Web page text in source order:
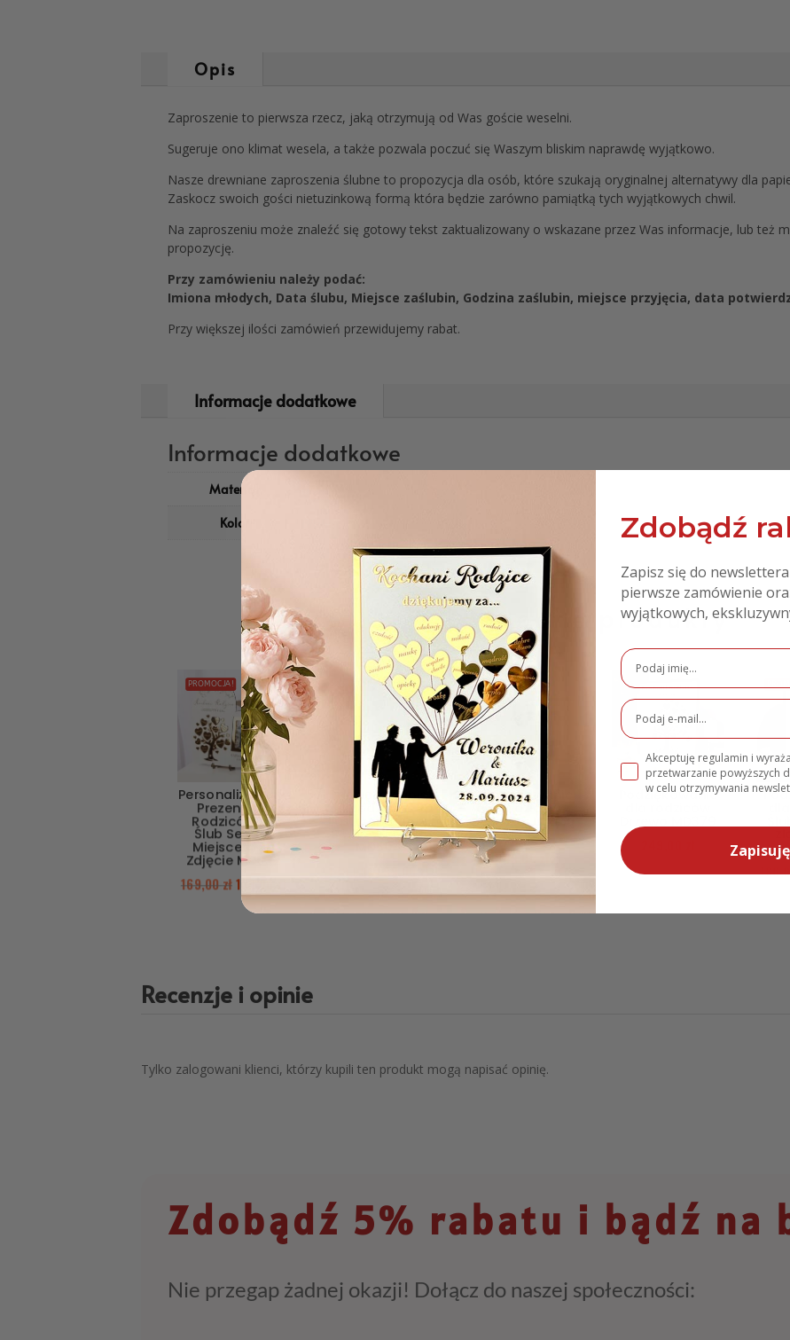
Opis
Zaproszenie to pierwsza rzecz, jaką otrzymują od Was goście weselni.
Sugeruje ono klimat wesela, a także pozwala poczuć się Waszym bliskim naprawdę wyjątkowo.
Nasze drewniane zaproszenia ślubne to propozycja dla osób, które szukają oryginalnej alternatywy dla
Zaskocz swoich gości nietuzinkową formą która będzie zarówno pamiątką tych wyjątkowych chwil.
Na zaproszeniu może znaleźć się gotowy tekst zaktualizowany o wskazane przez Was informacje, lub też
propozycję.
Przy zamówieniu należy podać:
Imiona młodych, Data ślubu, Miejsce zaślubin, Godzina zaślubin, miejsce przyjęcia, data
Przy większej ilości zamówień przewidujemy rabat.
Informacje dodatkowe
Informacje dodatkowe
Materiał
Kolor
Podobne produkty
PROMOCJA!
Personalizowany
Prezent dla
Rodziców na
Ślub Serce z
Miejscem na
Zdjęcie MD332
169,00zł139,00
PROMOCJA!
Podziękowanie
dla Rodziców 3D
Lustrzane Złote
Serce w Ramie
MD504
99,00zł
Podziękowanie
dla rodziców z
pleksi lustrzaną
MD431
149,00
Podziękowanie
Recenzje i opinie
Tylko zalogowani klienci, którzy kupili ten produkt mogą napisać opinię.
Zdobądź 5% rabatu i bądź na
Nie przegap żadnej okazji! Dołącz do naszej społeczności:
Zdobądź
Zapisz się do
pierwsze zamówienie
wyjątkowych,
Akceptuję regulamin i
przetwarzanie powyższych
w celu otrzymywania